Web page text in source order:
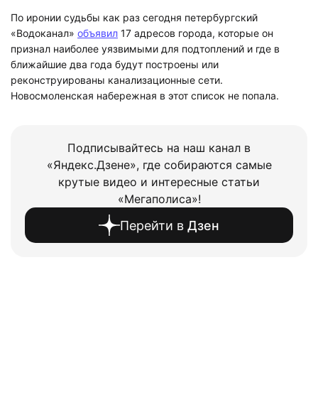
По иронии судьбы как раз сегодня петербургский
«Водоканал» объявил 17 адресов города, которые он
признал наиболее уязвимыми для подтоплений и где в
ближайшие два года будут построены или
реконструированы канализационные сети.
Новосмоленская набережная в этот список не попала.
Подписывайтесь на наш канал в
«Яндекс.Дзене», где собираются самые
крутые видео и интересные статьи
«Мегаполиса»!
Перейти в Дзен